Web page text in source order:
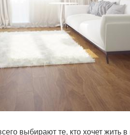
выбирают те, кто хочет жить